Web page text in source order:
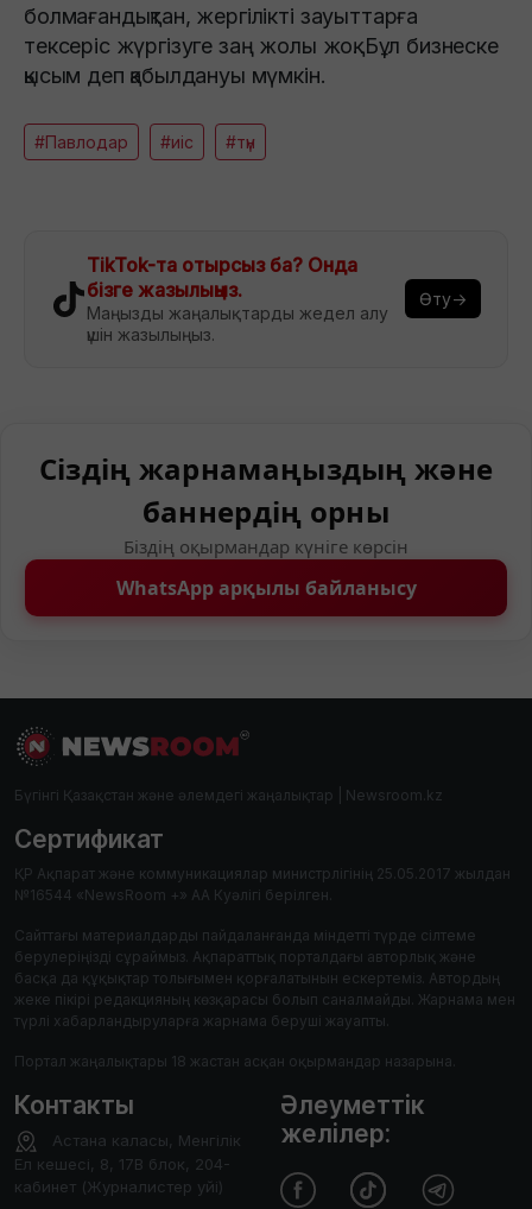
болмағандықтан, жергілікті зауыттарға
тексеріс жүргізуге заң жолы жоқ. Бұл бизнеске
қысым деп қабылдануы мүмкін.
#Павлодар #иіс #түн
TikTok-та отырсыз ба? Онда
бізге жазылыңыз.
Маңызды жаңалықтарды жедел алу
үшін жазылыңыз.
Өту→
Сіздің жарнамаңыздың және
баннердің орны
Біздің оқырмандар күніге көрсін
WhatsApp арқылы байланысу
Бүгінгі Қазақстан және әлемдегі жаңалықтар | Newsroom.kz
Сертификат
ҚР Ақпарат және коммуникациялар министрлігінің 25.05.2017 жылдан
№16544 «NewsRoom +» АА Куәлігі берілген.
Сайттағы материалдарды пайдаланғанда міндетті түрде сілтеме
берулеріңізді сұраймыз. Ақпараттық порталдағы авторлық және
басқа да құқықтар толығымен қорғалатынын ескертеміз. Автордың
жеке пікірі редакцияның көзқарасы болып саналмайды. Жарнама мен
түрлі хабарландыруларға жарнама беруші жауапты.
Портал жаңалықтары 18 жастан асқан оқырмандар назарына.
Контакты
Астана каласы, Менгілік
Ел кешесі, 8, 17В блок, 204-
кабинет (Журналистер уйі)
Әлеуметтік
желілер: